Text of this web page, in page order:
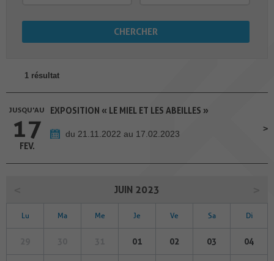
1 résultat
JUSQU'AU
17
FEV.
EXPOSITION « LE MIEL ET LES ABEILLES »
du 21.11.2022 au 17.02.2023
JUIN 2023
Lu Ma Me Je Ve Sa Di
01 02 03 04